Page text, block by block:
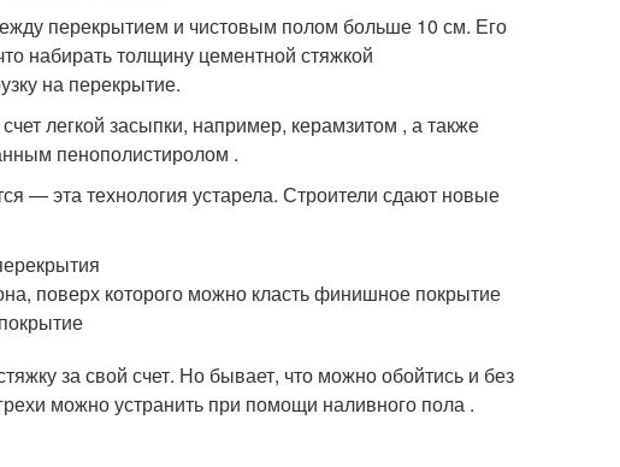
перекрытием и чистовым полом больше 10 см. Его
набирать толщину цементной стяжкой
на перекрытие.
легкой засыпки, например, керамзитом , а также
пенополистиролом .
— эта технология устарела. Строители сдают новые
поверх которого можно класть финишное покрытие
за свой счет. Но бывает, что можно обойтись и без
можно устранить при помощи наливного пола .